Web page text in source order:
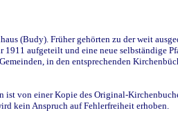
(Budy). Früher gehörten zu der weit
aufgeteilt und eine neue selbständige
in den entsprechenden
von einer Kopie des Original-
kein Anspruch auf Fehlerfreiheit erhoben.